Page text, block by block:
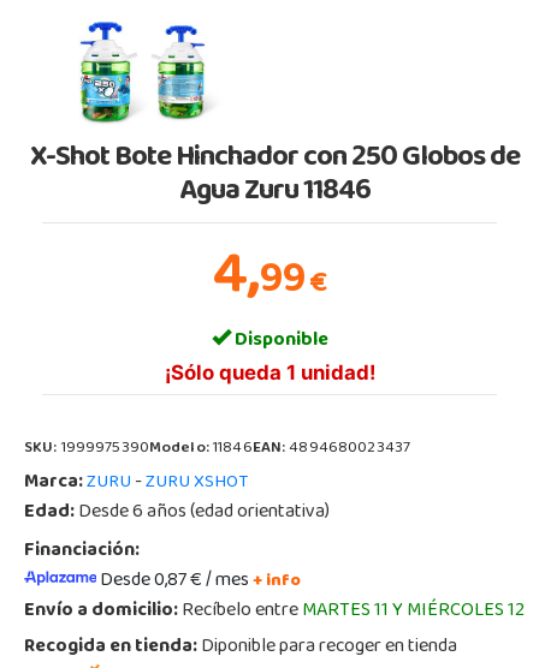
X-Shot Bote Hinchador con 250 Globos de
Agua Zuru 11846
4,99€
Disponible
¡Sólo queda 1 unidad!
SKU:1999975390Modelo:11846EAN:4894680023437
Marca:ZURU-ZURU XSHOT
Edad:Desde 6 años (edad orientativa)
Financiación:
Desde 0,87 € / mes+ info
Envío a domicilio:Recíbelo entreMARTES 11 Y MIÉRCOLES 12
Recogida en tienda:Diponible para recoger en tienda